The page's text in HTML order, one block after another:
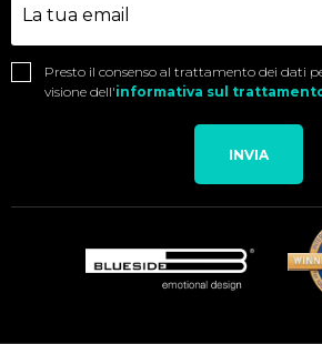
Presto il consenso al trattamento dei dati
visione dell'informativa sul
INVIA